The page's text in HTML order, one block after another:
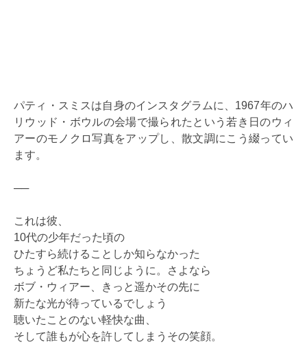
パティ・スミスは自身のインスタグラムに、1967年のハ
リウッド・ボウルの会場で撮られたという若き日のウィ
アーのモノクロ写真をアップし、散文調にこう綴ってい
ます。
──
これは彼、
10代の少年だった頃の
ひたすら続けることしか知らなかった
ちょうど私たちと同じように。さよなら
ボブ・ウィアー、きっと遥かその先に
新たな光が待っているでしょう
聴いたことのない軽快な曲、
そして誰もが心を許してしまうその笑顔。